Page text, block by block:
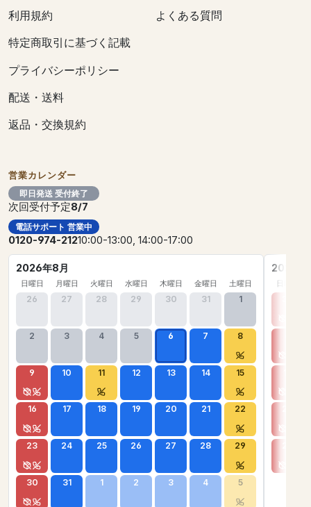
利用規約
特定商取引に基づく記載
プライバシーポリシー
配送・送料
返品・交換規約
よくある質問
営業カレンダー
即日発送 受付終了
次回受付予定8/7
電話サポート 営業中
0120-974-21210:00-13:00, 14:00-17:00
2026年8月
日曜日 月曜日 火曜日 水曜日 木曜日 金曜日 土曜日
26 27 28 29 30 31 1
2 3 4 5 6 7 8
9 10 11 12 13 14 15
16 17 18 19 20 21 22
23 24 25 26 27 28 29
30 31 1 2 3 4 5
2026年
日曜日